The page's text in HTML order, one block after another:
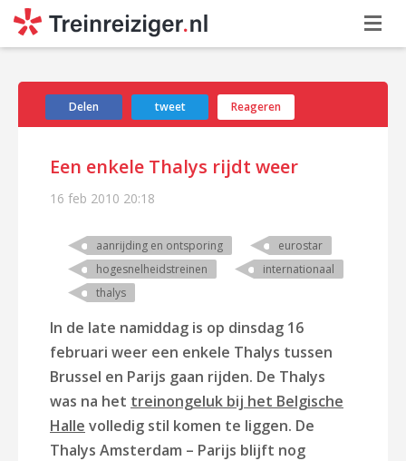
Delen tweet Reageren
Een enkele Thalys rijdt weer
16 feb 2010 20:18
aanrijding en ontsporing
eurostar
hogesnelheidstreinen
internationaal
thalys
In de late namiddag is op dinsdag 16
februari weer een enkele Thalys tussen
Brussel en Parijs gaan rijden. De Thalys
was na het treinongeluk bij het Belgische
Halle volledig stil komen te liggen. De
Thalys Amsterdam – Parijs blijft nog